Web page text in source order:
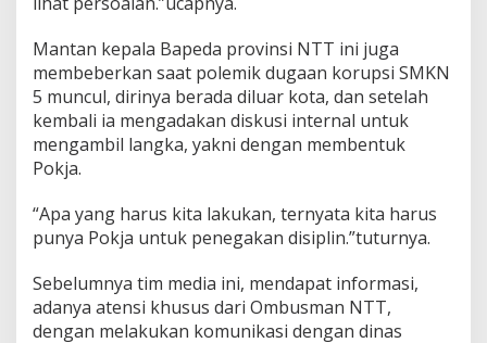
Mantan kepala Bapeda provinsi NTT ini juga
membeberkan saat polemik dugaan korupsi SMKN
5 muncul, dirinya berada diluar kota, dan setelah
kembali ia mengadakan diskusi internal untuk
mengambil langka, yakni dengan membentuk
Pokja.
“Apa yang harus kita lakukan, ternyata kita harus
punya Pokja untuk penegakan disiplin.”tuturnya.
Sebelumnya tim media ini, mendapat informasi,
adanya atensi khusus dari Ombusman NTT,
dengan melakukan komunikasi dengan dinas